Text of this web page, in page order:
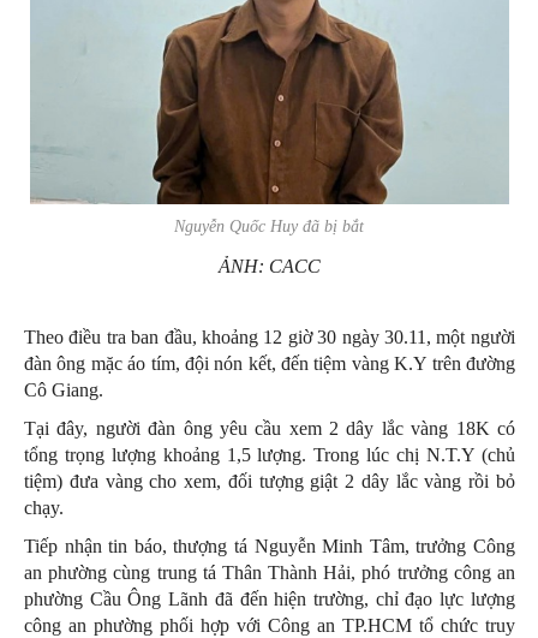
Nguyễn Quốc Huy đã bị bắt
ẢNH: CACC
Theo điều tra ban đầu, khoảng 12 giờ 30 ngày 30.11, một người
đàn ông mặc áo tím, đội nón kết, đến tiệm vàng K.Y trên đường
Cô Giang.
Tại đây, người đàn ông yêu cầu xem 2 dây lắc vàng 18K có
tổng trọng lượng khoảng 1,5 lượng. Trong lúc chị N.T.Y (chủ
tiệm) đưa vàng cho xem, đối tượng giật 2 dây lắc vàng rồi bỏ
chạy.
Tiếp nhận tin báo, thượng tá Nguyễn Minh Tâm, trưởng Công
an phường cùng trung tá Thân Thành Hải, phó trưởng công an
phường Cầu Ông Lãnh đã đến hiện trường, chỉ đạo lực lượng
công an phường phối hợp với Công an TP.HCM tổ chức truy